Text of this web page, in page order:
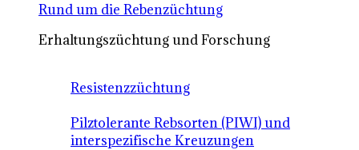
Rund um die Rebenzüchtung
Erhaltungszüchtung und Forschung
Resistenzzüchtung
Pilztolerante Rebsorten (PIWI) und
interspezifische Kreuzungen